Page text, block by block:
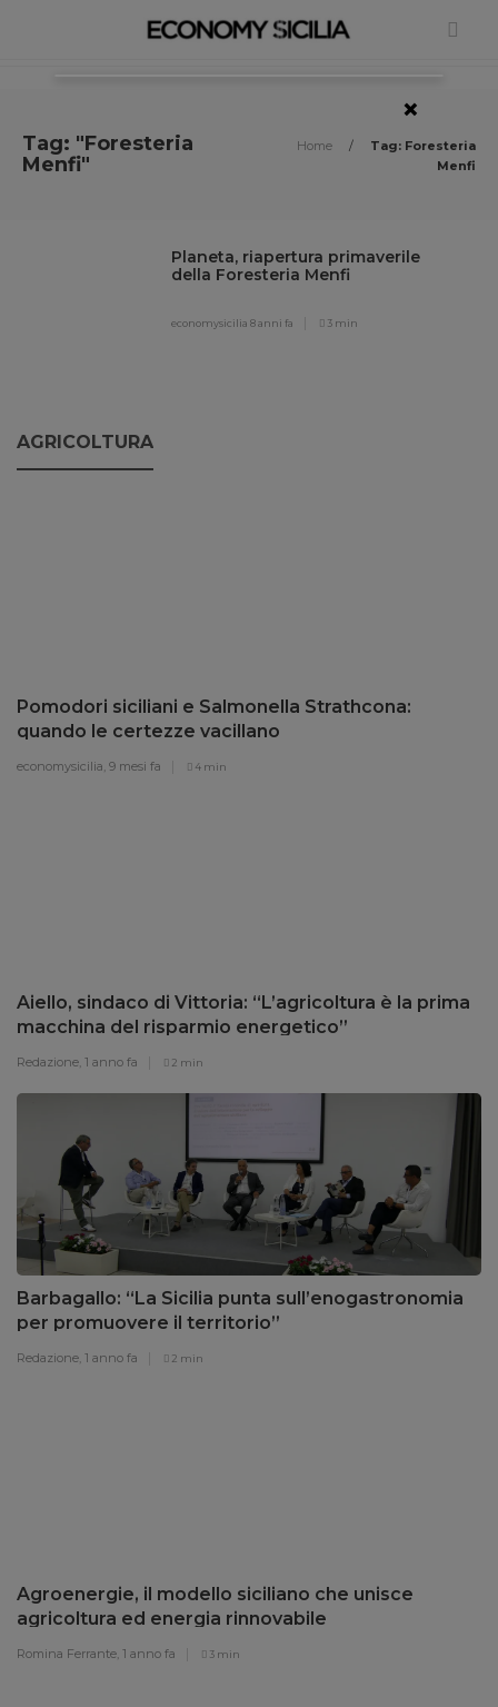
Tag: "Foresteria
Menfi"
Home /
Tag: Foresteria
Menfi
Planeta, riapertura primaverile
della Foresteria Menfi
economysicilia8 anni fa 3 min
AGRICOLTURA
Pomodori siciliani e Salmonella Strathcona:
quando le certezze vacillano
economysicilia, 9 mesi fa 4 min
Aiello, sindaco di Vittoria: “L’agricoltura è la prima
macchina del risparmio energetico”
Redazione, 1 anno fa 2 min
Barbagallo: “La Sicilia punta sull’enogastronomia
per promuovere il territorio”
Redazione, 1 anno fa 2 min
Agroenergie, il modello siciliano che unisce
agricoltura ed energia rinnovabile
Romina Ferrante, 1 anno fa 3 min
×